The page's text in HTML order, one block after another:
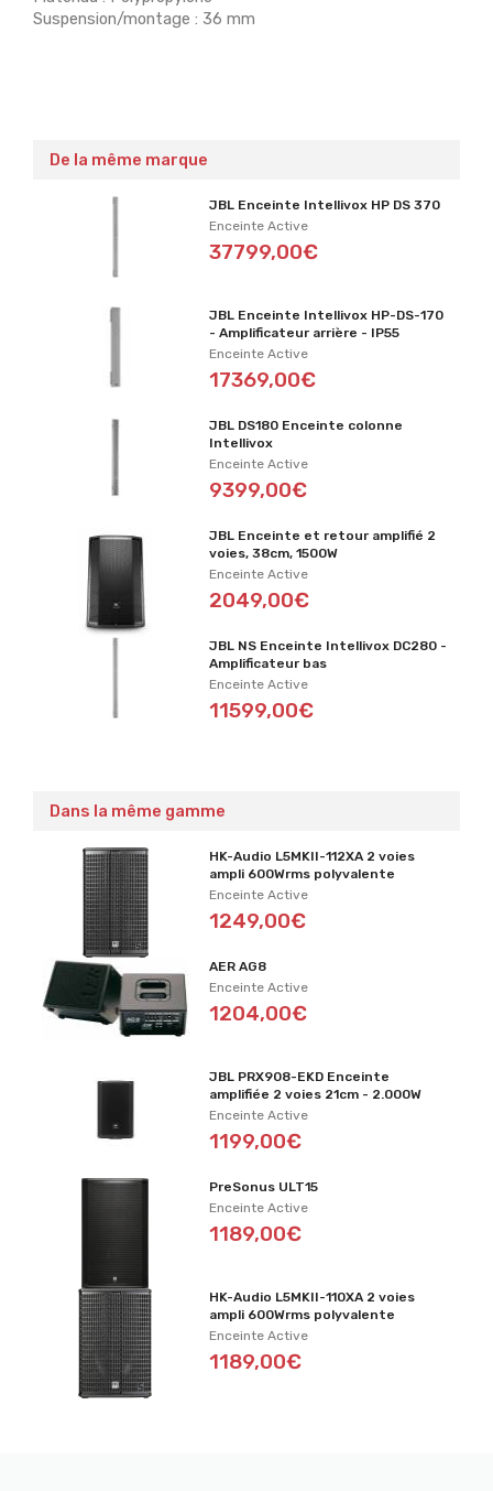
Suspension/montage : 36 mm
De la même marque
JBL Enceinte Intellivox HP DS 370
Enceinte Active
37799,00€
JBL Enceinte Intellivox HP-DS-170
- Amplificateur arrière - IP55
Enceinte Active
17369,00€
JBL DS180 Enceinte colonne
Intellivox
Enceinte Active
9399,00€
JBL Enceinte et retour amplifié 2
voies, 38cm, 1500W
Enceinte Active
2049,00€
JBL NS Enceinte Intellivox DC280 -
Amplificateur bas
Enceinte Active
11599,00€
Dans la même gamme
HK-Audio L5MKII-112XA 2 voies
ampli 600Wrms polyvalente
Enceinte Active
1249,00€
AER AG8
Enceinte Active
1204,00€
JBL PRX908-EKD Enceinte
amplifiée 2 voies 21cm - 2.000W
Enceinte Active
1199,00€
PreSonus ULT15
Enceinte Active
1189,00€
HK-Audio L5MKII-110XA 2 voies
ampli 600Wrms polyvalente
Enceinte Active
1189,00€